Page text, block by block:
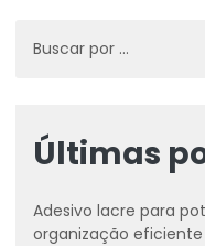
Últimas
Adesivo lacre para
organização eficiente